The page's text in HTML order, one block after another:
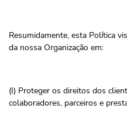
Resumidamente, esta Política
da nossa Organização em:
(I) Proteger os direitos dos
colaboradores, parceiros e